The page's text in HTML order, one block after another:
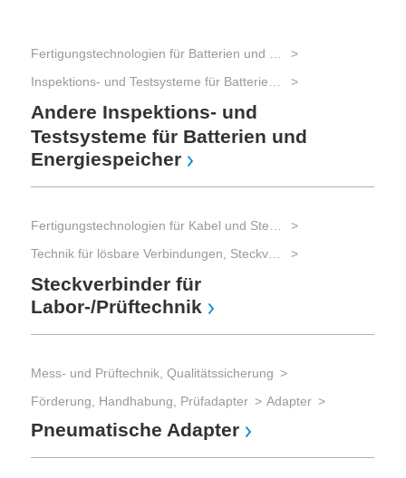
Andere Inspektions- und
Testsysteme für Batterien und
Energiespeicher
Steckverbinder für
Labor-/Prüftechnik
Mess- und Prüftechnik, Qualitätssicherung
Förderung, Handhabung, Prüfadapter
Adapter
Pneumatische Adapter